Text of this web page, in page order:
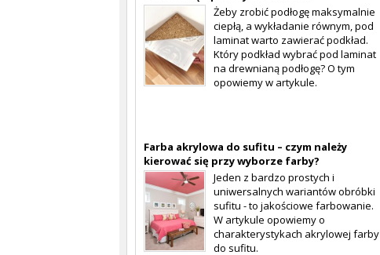
Żeby zrobić podłogę maksymalnie
ciepłą, a wykładanie równym, pod
laminat warto zawierać podkład.
Który podkład wybrać pod laminat
na drewnianą podłogę? O tym
opowiemy w artykule.
Farba akrylowa do sufitu – czym należy
kierować się przy wyborze farby?
Jeden z bardzo prostych i
uniwersalnych wariantów obróbki
sufitu - to jakościowe farbowanie.
W artykule opowiemy o
charakterystykach akrylowej farby
do sufitu.